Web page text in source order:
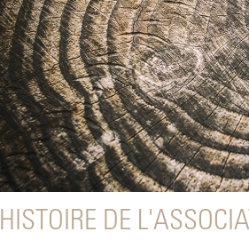
HISTOIRE DE